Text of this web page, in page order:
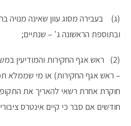
(ג) בעבירה מסוג עוון שאינה מנויה
ובתוספת הראשונה ג' – שנתיים;
(2) ראש אגף החקירות והמודיעין
– ראש אגף החקירות) או מי שממלא
חוקרת אחרת רשאי להאריך את
חודשים אם סבר כי קיים אינטרס